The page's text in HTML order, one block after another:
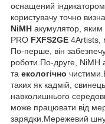
оснащений
користувачу точно
NiMH акумулятор,
PRO FXFS2GE 4Artists,
По-перше, він
роботи.По-друге, NiMH
та екологічно
таких як кадмій,
навколишнього
може працювати від
зарядки.Мережевий